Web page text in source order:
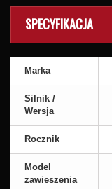
SPECYFIKACJA
Marka
Silnik /
Wersja
Rocznik
Model
zawieszenia